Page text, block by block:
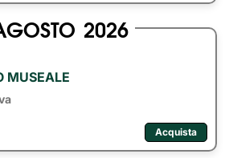
2026
MUSEALE
Acquista